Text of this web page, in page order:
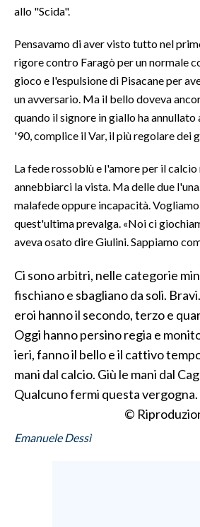
CULTURA
SPETTACOLI
SARDI NEL MONDO
EVENTI
3 MINUTI CON
INSULARITÀ
ABBONATI
allo "Scida".
Pensavamo di aver visto tutto nel
rigore contro Faragò per un normale
gioco e l'espulsione di Pisacane per
un avversario. Ma il bello doveva
quando il signore in giallo ha annullato
'90, complice il Var, il più regolare dei
La fede rossoblù e l'amore per il calcio
annebbiarci la vista. Ma delle due
malafede oppure incapacità.
quest'ultima prevalga. «Noi ci
aveva osato dire Giulini. Sappiamo
Ci sono arbitri, nelle categorie
fischiano e sbagliano da soli.
eroi hanno il secondo, terzo e
Oggi hanno persino regia e
ieri, fanno il bello e il cattivo
mani dal calcio. Giù le mani dal
Qualcuno fermi questa vergogna.
©
Emanuele Dessì